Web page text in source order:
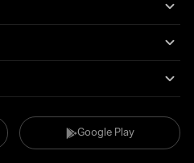
Google Play